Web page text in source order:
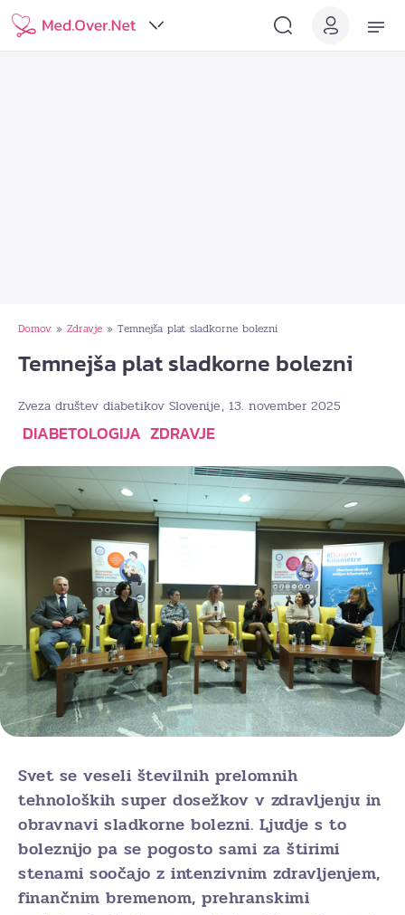
Domov » Zdravje » Temnejša plat sladkorne bolezni
Temnejša plat sladkorne bolezni
Zveza društev diabetikov Slovenije, 13. november 2025
DIABETOLOGIJA ZDRAVJE
Svet se veseli številnih prelomnih
tehnoloških super dosežkov v zdravljenju in
obravnavi sladkorne bolezni. Ljudje s to
boleznijo pa se pogosto sami za štirimi
stenami soočajo z intenzivnim zdravljenjem,
finančnim bremenom, prehranskimi